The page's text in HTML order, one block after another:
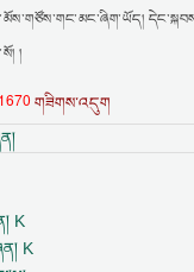
།
1670 གཟིགས་འདུག
K
K